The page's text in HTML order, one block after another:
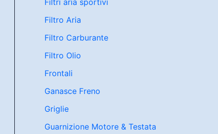
Filtro Aria
Filtro Carburante
Filtro Olio
Frontali
Ganasce Freno
Griglie
Guarnizione Motore & Testata